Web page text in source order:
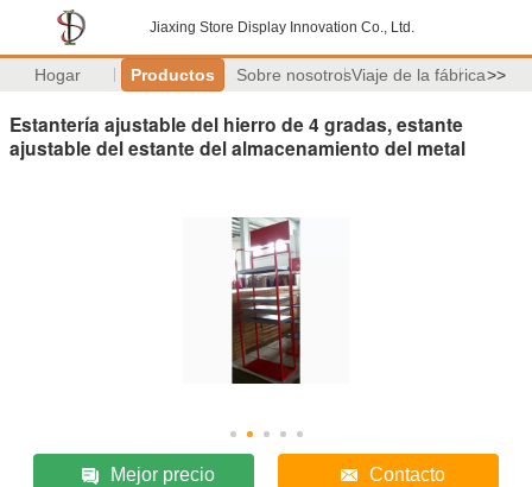
Jiaxing Store Display Innovation Co., Ltd.
Hogar Productos Sobre nosotrosViaje de la fábrica>>
Estantería ajustable del hierro de 4 gradas, estante
ajustable del estante del almacenamiento del metal
Mejor precio Contacto